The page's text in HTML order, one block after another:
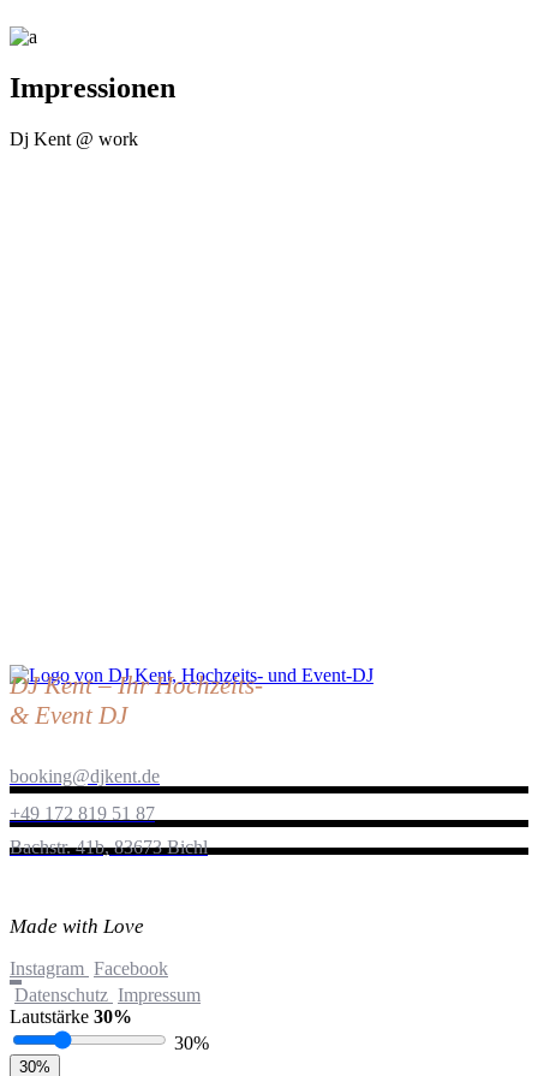
Impressionen
Dj Kent @ work
DJ Kent – Ihr Hochzeits-
& Event DJ
booking@djkent.de
+49 172 819 51 87
Bachstr. 41b, 83673 Bichl
Made with Love
Instagram Facebook
Datenschutz Impressum
Lautstärke 30%
Lautstärke
30%
30%